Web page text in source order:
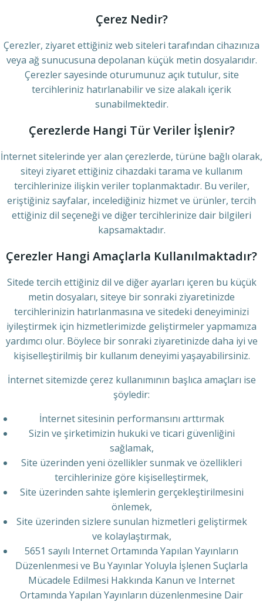
Çerez Nedir?
Çerezler, ziyaret ettiğiniz web siteleri tarafından cihazınıza
veya ağ sunucusuna depolanan küçük metin dosyalarıdır.
Çerezler sayesinde oturumunuz açık tutulur, site
tercihleriniz hatırlanabilir ve size alakalı içerik
sunabilmektedir.
Çerezlerde Hangi Tür Veriler İşlenir?
İnternet sitelerinde yer alan çerezlerde, türüne bağlı olarak,
siteyi ziyaret ettiğiniz cihazdaki tarama ve kullanım
tercihlerinize ilişkin veriler toplanmaktadır. Bu veriler,
eriştiğiniz sayfalar, incelediğiniz hizmet ve ürünler, tercih
ettiğiniz dil seçeneği ve diğer tercihlerinize dair bilgileri
kapsamaktadır.
Çerezler Hangi Amaçlarla Kullanılmaktadır?
Sitede tercih ettiğiniz dil ve diğer ayarları içeren bu küçük
metin dosyaları, siteye bir sonraki ziyaretinizde
tercihlerinizin hatırlanmasına ve sitedeki deneyiminizi
iyileştirmek için hizmetlerimizde geliştirmeler yapmamıza
yardımcı olur. Böylece bir sonraki ziyaretinizde daha iyi ve
kişiselleştirilmiş bir kullanım deneyimi yaşayabilirsiniz.
İnternet sitemizde çerez kullanımının başlıca amaçları ise
şöyledir:
İnternet sitesinin performansını arttırmak
Sizin ve şirketimizin hukuki ve ticari güvenliğini
sağlamak,
Site üzerinden yeni özellikler sunmak ve özellikleri
tercihlerinize göre kişiselleştirmek,
Site üzerinden sahte işlemlerin gerçekleştirilmesini
önlemek,
Site üzerinden sizlere sunulan hizmetleri geliştirmek
ve kolaylaştırmak,
5651 sayılı Internet Ortamında Yapılan Yayınların
Düzenlenmesi ve Bu Yayınlar Yoluyla İşlenen Suçlarla
Mücadele Edilmesi Hakkında Kanun ve Internet
Ortamında Yapılan Yayınların düzenlenmesine Dair